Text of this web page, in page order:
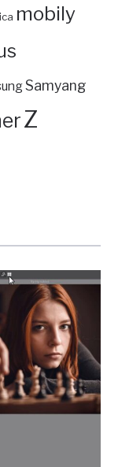
mobily
Samyang
Z